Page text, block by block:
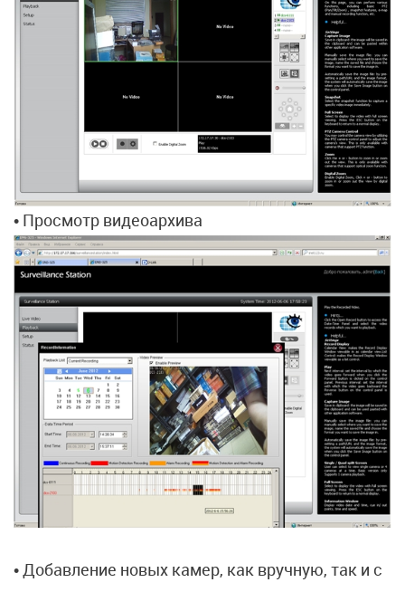
• Просмотр видеоархива
• Добавление новых камер, как вручную, так и с